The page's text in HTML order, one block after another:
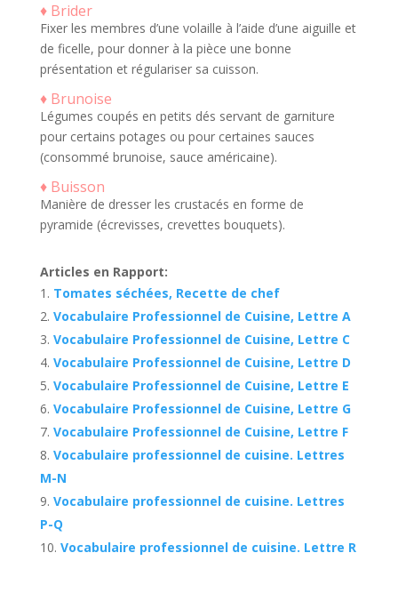
♦ Brider
Fixer les membres d’une volaille à l’aide d’une aiguille et
de ficelle, pour donner à la pièce une bonne
présentation et régulariser sa cuisson.
♦ Brunoise
Légumes coupés en petits dés servant de garniture
pour certains potages ou pour certaines sauces
(consommé brunoise, sauce américaine).
♦ Buisson
Manière de dresser les crustacés en forme de
pyramide (écrevisses, crevettes bouquets).
Articles en Rapport:
Tomates séchées, Recette de chef
Vocabulaire Professionnel de Cuisine, Lettre A
Vocabulaire Professionnel de Cuisine, Lettre C
Vocabulaire Professionnel de Cuisine, Lettre D
Vocabulaire Professionnel de Cuisine, Lettre E
Vocabulaire Professionnel de Cuisine, Lettre G
Vocabulaire Professionnel de Cuisine, Lettre F
Vocabulaire professionnel de cuisine. Lettres
M-N
Vocabulaire professionnel de cuisine. Lettres
P-Q
Vocabulaire professionnel de cuisine. Lettre R